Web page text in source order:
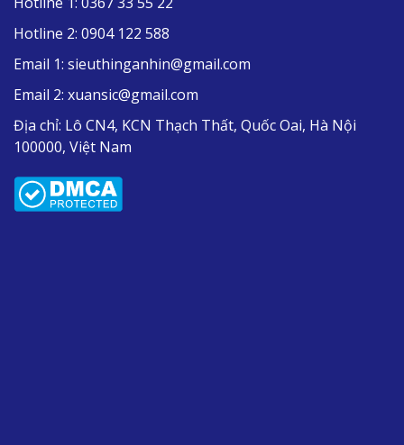
Hotline 2: 0904 122 588
Email 1: sieuthinganhin@gmail.com
Email 2: xuansic@gmail.com
Địa chỉ: Lô CN4, KCN Thạch Thất, Quốc Oai, Hà Nội
100000, Việt Nam